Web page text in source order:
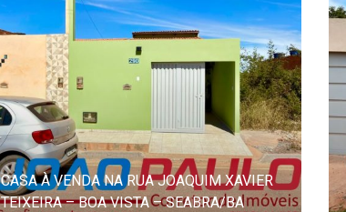
CASA À VENDA NA RUA JOAQUIM XAVIER
TEIXEIRA – BOA VISTA – SEABRA/BA